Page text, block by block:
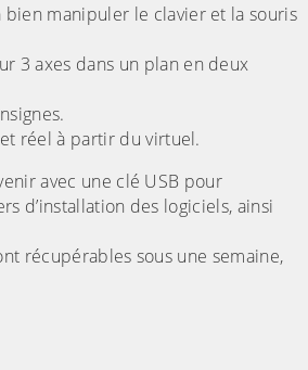
manipuler le clavier et la souris
3 axes dans un plan en deux
réel à partir du virtuel.
avec une clé USB pour
d’installation des logiciels, ainsi
récupérables sous une semaine,